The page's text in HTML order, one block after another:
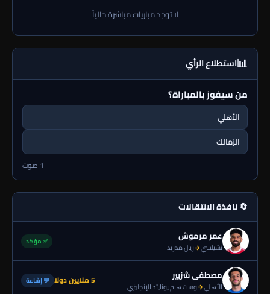
لا توجد مباريات مباشرة حالياً
📊استطلاع الرأي
من سيفوز بالمباراة؟
الأهلي
الزمالك
1 صوت
🔄 نافذة الانتقالات
عمر مرموش
تشيلسي→ريال مدريد
✅ مؤكد
مصطفى شزبير
الأهلي→وست هام يونايتد الإنجليزي 5 ملايين دولا 💬 إشاعة